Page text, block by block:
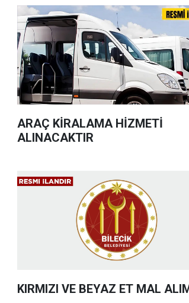
ARAÇ KİRALAMA HİZMETİ
ALINACAKTIR
KIRMIZI VE BEYAZ ET MAL